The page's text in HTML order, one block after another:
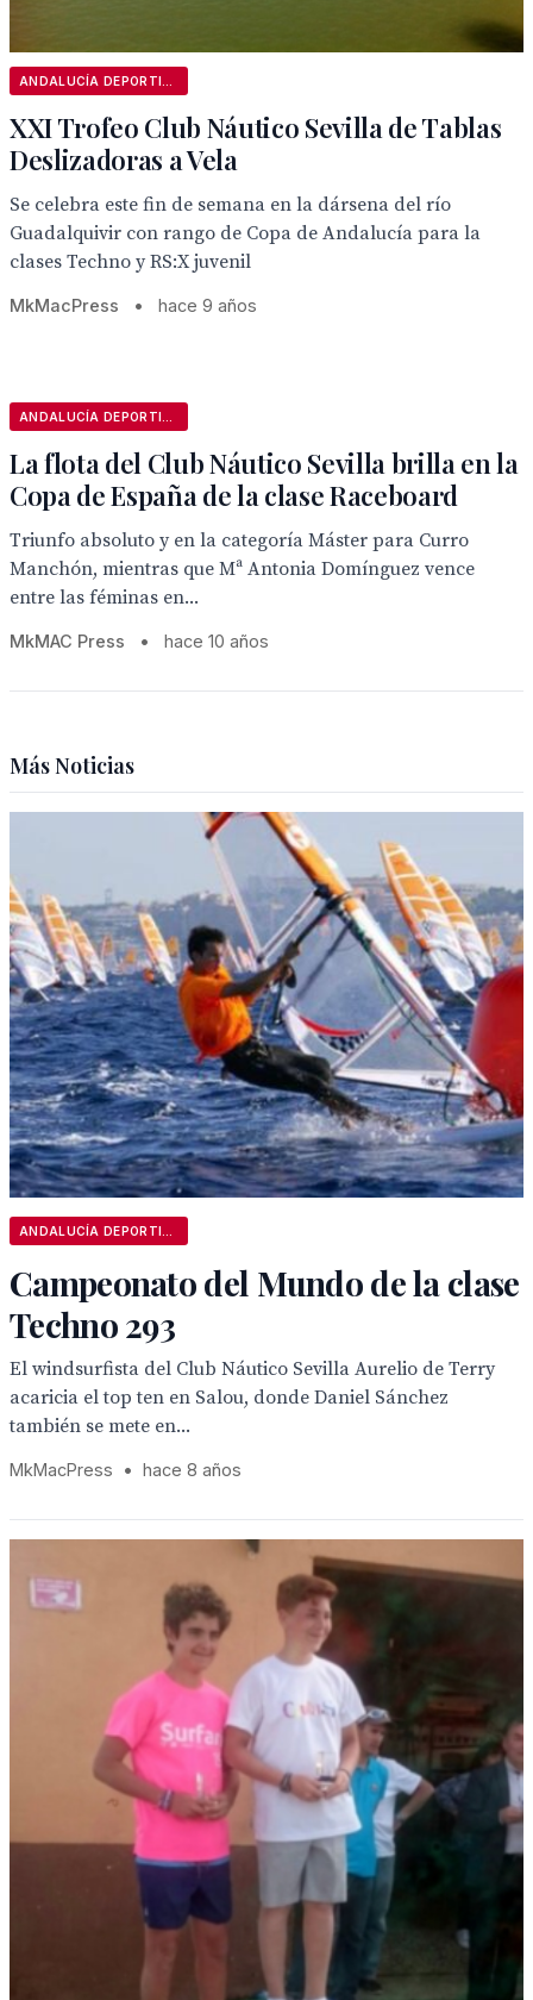
XXI Trofeo Club Náutico Sevilla de Tablas
Deslizadoras a Vela
Se celebra este fin de semana en la dársena del río
Guadalquivir con rango de Copa de Andalucía para la
clases Techno y RS:X juvenil
MkMacPress • hace 9 años
La flota del Club Náutico Sevilla brilla en la
Copa de España de la clase Raceboard
Triunfo absoluto y en la categoría Máster para Curro
Manchón, mientras que Mª Antonia Domínguez vence
entre las féminas en...
MkMAC Press • hace 10 años
Más Noticias
Campeonato del Mundo de la clase
Techno 293
El windsurfista del Club Náutico Sevilla Aurelio de Terry
acaricia el top ten en Salou, donde Daniel Sánchez
también se mete en...
MkMacPress • hace 8 años